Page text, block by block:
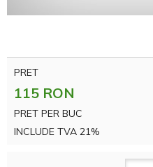
PRET
115 RON
PRET PER BUC
INCLUDE TVA 21%